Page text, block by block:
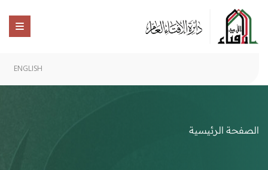
ENGLISH
الصفحة الرئيسية